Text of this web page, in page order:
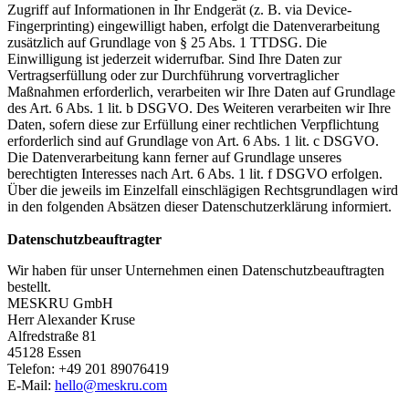
Zugriff auf Informationen in Ihr Endgerät (z. B. via Device-
Fingerprinting) eingewilligt haben, erfolgt die Datenverarbeitung
zusätzlich auf Grundlage von § 25 Abs. 1 TTDSG. Die
Einwilligung ist jederzeit widerrufbar. Sind Ihre Daten zur
Vertragserfüllung oder zur Durchführung vorvertraglicher
Maßnahmen erforderlich, verarbeiten wir Ihre Daten auf Grundlage
des Art. 6 Abs. 1 lit. b DSGVO. Des Weiteren verarbeiten wir Ihre
Daten, sofern diese zur Erfüllung einer rechtlichen Verpflichtung
erforderlich sind auf Grundlage von Art. 6 Abs. 1 lit. c DSGVO.
Die Datenverarbeitung kann ferner auf Grundlage unseres
berechtigten Interesses nach Art. 6 Abs. 1 lit. f DSGVO erfolgen.
Über die jeweils im Einzelfall einschlägigen Rechtsgrundlagen wird
in den folgenden Absätzen dieser Datenschutzerklärung informiert.
Datenschutz­beauftragter
Wir haben für unser Unternehmen einen Datenschutzbeauftragten
bestellt.
MESKRU GmbH
Herr Alexander Kruse
Alfredstraße 81
45128 Essen
Telefon: +49 201 89076419
E-Mail: hello@meskru.com